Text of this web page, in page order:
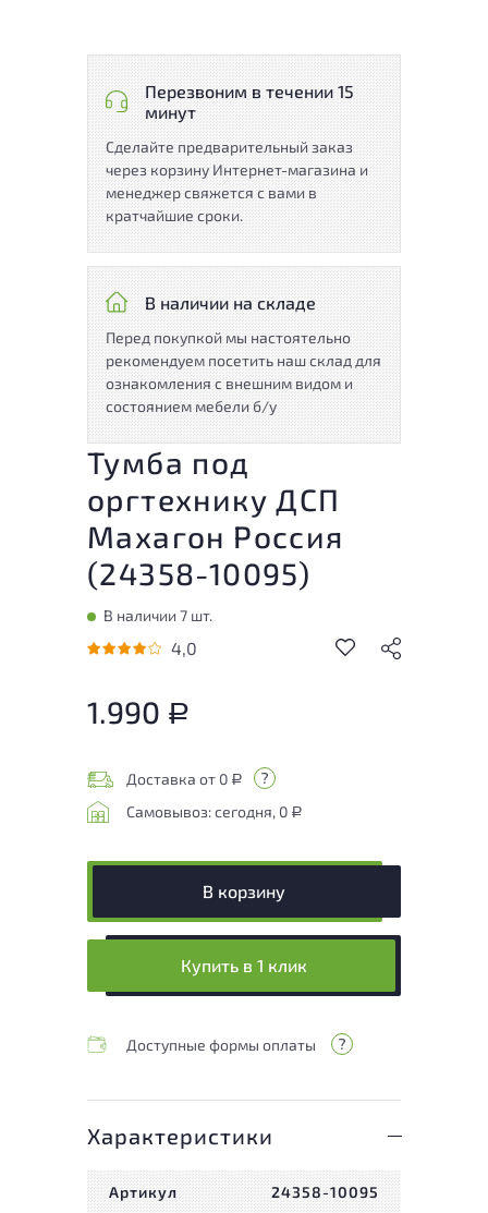
Перезвоним в течении 15
минут
Сделайте предварительный заказ
через корзину Интернет-магазина и
менеджер свяжется с вами в
кратчайшие сроки.
В наличии на складе
Перед покупкой мы настоятельно
рекомендуем посетить наш склад для
ознакомления с внешним видом и
состоянием мебели б/у
Тумба под
оргтехнику ДСП
Махагон Россия
(24358-10095)
В наличии 7 шт.
4,0
1.990 Р
Доставка от 0 Р
Самовывоз: сегодня, 0 Р
В корзину
Купить в 1 клик
Доступные формы оплаты
Характеристики
Артикул 24358-10095